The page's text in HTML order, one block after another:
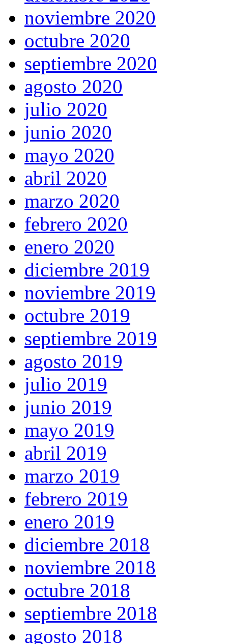
noviembre 2020
octubre 2020
septiembre 2020
agosto 2020
julio 2020
junio 2020
mayo 2020
abril 2020
marzo 2020
febrero 2020
enero 2020
diciembre 2019
noviembre 2019
octubre 2019
septiembre 2019
agosto 2019
julio 2019
junio 2019
mayo 2019
abril 2019
marzo 2019
febrero 2019
enero 2019
diciembre 2018
noviembre 2018
octubre 2018
septiembre 2018
agosto 2018